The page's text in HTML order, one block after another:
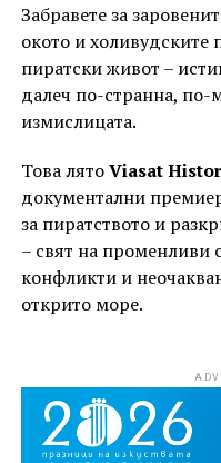
Забравете за
окото и холивудските
пиратски живот –
далеч по-странна, по-
измислицата.
Това лятоViasat
документални
за пиратството и
– свят на променливи
конфликти и
открито море.